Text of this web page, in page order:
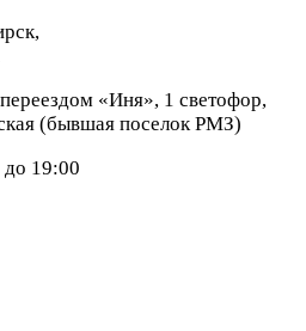
«Иня», 1 светофор,
(бывшая поселок РМЗ)
19:00